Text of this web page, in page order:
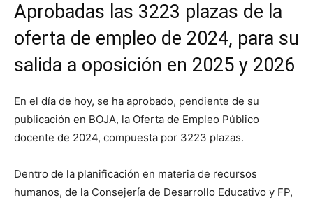
Aprobadas las 3223 plazas de la
oferta de empleo de 2024, para su
salida a oposición en 2025 y 2026
En el día de hoy, se ha aprobado, pendiente de su
publicación en BOJA, la Oferta de Empleo Público
docente de 2024, compuesta por 3223 plazas.
Dentro de la planificación en materia de recursos
humanos, de la Consejería de Desarrollo Educativo y FP,